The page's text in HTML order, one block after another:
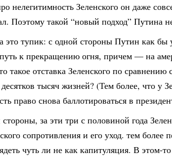
нелегитимность Зеленского он даже
Поэтому такой “новый подход” Путина
это тупик: с одной стороны Путин как бы
к прекращению огня, причем — на
такое отставка Зеленского по
тысяч жизней? (Тем более, что у
право снова баллотироваться в
за эти три с половиной года
сопротивления и его уход. тем более
чуть ли не как капитуляция. В этом-